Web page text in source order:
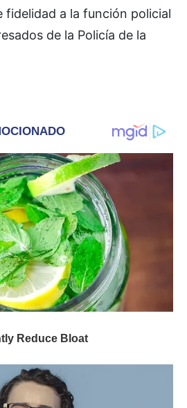
a la función policial
de la Policía de la